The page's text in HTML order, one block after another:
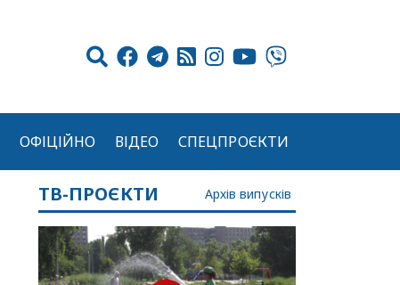
ОФІЦІЙНО ВІДЕО СПЕЦПРОЄКТИ
ТВ-ПРОЄКТИ Архів випусків